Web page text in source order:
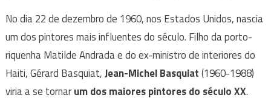
No dia 22 de dezembro de 1960, nos Estados Unidos, nascia
um dos pintores mais influentes do século. Filho da porto-
riquenha Matilde Andrada e do ex-ministro de interiores do
Haiti, Gérard Basquiat,Jean-Michel Basquiat(1960-1988)
viria a se tornarum dos maiores pintores do século XX.